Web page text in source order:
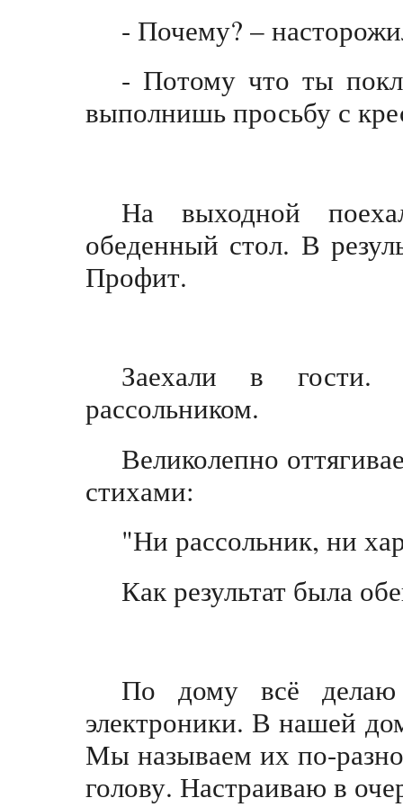
- Почему? –
- Потому что ты
выполнишь просьбу с
На выходной
обеденный стол. В
Профит.
Заехали в гости.
рассольником.
Великолепно
стихами:
"Ни рассольник, ни
Как результат была
По дому всё делаю
электроники. В нашей
Мы называем их по-
голову. Настраиваю в